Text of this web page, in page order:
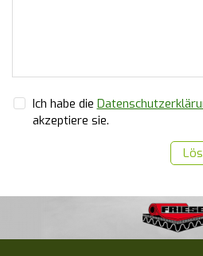
Ich habe die
akzeptiere sie.